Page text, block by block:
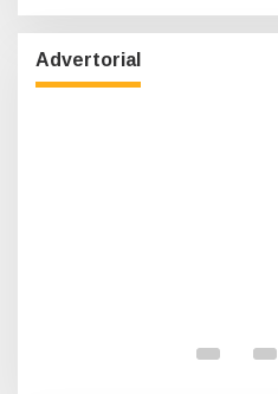
i
u
n
Advertorial
TASPEN bagi ASN
Di Infotorial, Siak